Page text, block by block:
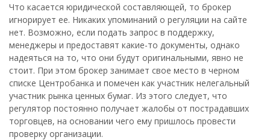
Что касается юридической составляющей, то брокер
игнорирует ее. Никаких упоминаний о регуляции на сайте
нет. Возможно, если подать запрос в поддержку,
менеджеры и предоставят какие-то документы, однако
надеяться на то, что они будут оригинальными, явно не
стоит. При этом брокер занимает свое место в черном
списке Центробанка и помечен как участник нелегальный
участник рынка ценных бумаг. Из этого следует, что
регулятор постоянно получает жалобы от пострадавших
торговцев, на основании чего ему пришлось провести
проверку организации.